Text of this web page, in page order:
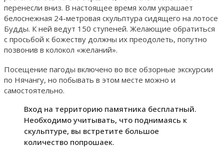
перенесли вниз. В настоящее время холм украшает
белоснежная 24-метровая скульптура сидящего на лотосе
Будды. К ней ведут 150 ступеней. Желающие обратиться
с просьбой к божеству должны их преодолеть, попутно
позвонив в колокол «желаний».
Посещение пагоды включено во все обзорные экскурсии
по Нячангу, но побывать в этом месте можно и
самостоятельно.
Вход на территорию памятника бесплатный.
Необходимо учитывать, что поднимаясь к
скульптуре, вы встретите большое
количество попрошаек.